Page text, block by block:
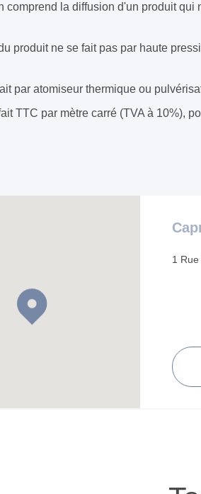
comprend la diffusion d'un produit
produit ne se fait pas par haute
par atomiseur thermique ou
TTC par mètre carré (TVA à 10%),
1